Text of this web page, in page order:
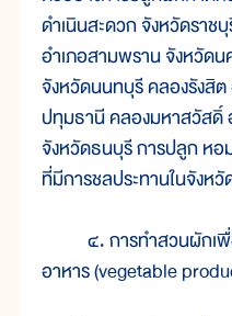
ดำเนินสะดวก จังหวัดรา
อำเภอสามพราน จังหวัด
จังหวัดนนทบุรี คลองรังสิ
ปทุมธานี คลองมหาสวัสดิ์
จังหวัดธนบุรี การปลูก หอ
ที่มีการชลประทานในจังห
๔. การทำสวนผักเพื่อ
อาหาร (vegetable